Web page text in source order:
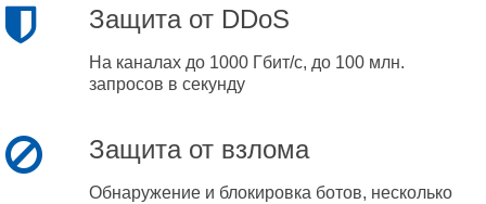
Защита от DDoS
На каналах до 1000 Гбит/с, до 100 млн.
запросов в секунду
Защита от взлома
Обнаружение и блокировка ботов, несколько